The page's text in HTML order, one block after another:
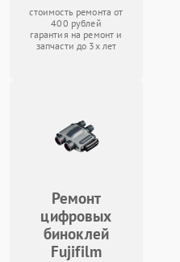
стоимость ремонта от
400 рублей
гарантия на ремонт и
запчасти до 3х лет
Ремонт
цифровых
биноклей
Fujifilm